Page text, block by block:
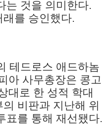
는 것을 의미한다.
를 승인했다.
테드로스 애드하놈
아 사무총장은 콩고
대로 한 성적 학대
비판과 지난해 위
표를 통해 재선됐다.